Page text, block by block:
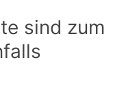
sind zum